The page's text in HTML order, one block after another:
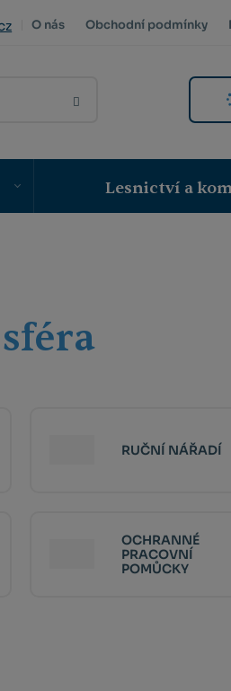
O nás Obchodní podmínky
Lesnictví a
RUČNÍ NÁŘADÍ
OCHRANNÉ
PRACOVNÍ
POMŮCKY